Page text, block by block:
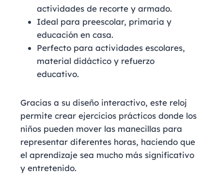
actividades de recorte y armado.
Ideal para preescolar, primaria y
educación en casa.
Perfecto para actividades escolares,
material didáctico y refuerzo
educativo.
Gracias a su diseño interactivo, este reloj
permite crear ejercicios prácticos donde los
niños pueden mover las manecillas para
representar diferentes horas, haciendo que
el aprendizaje sea mucho más significativo
y entretenido.